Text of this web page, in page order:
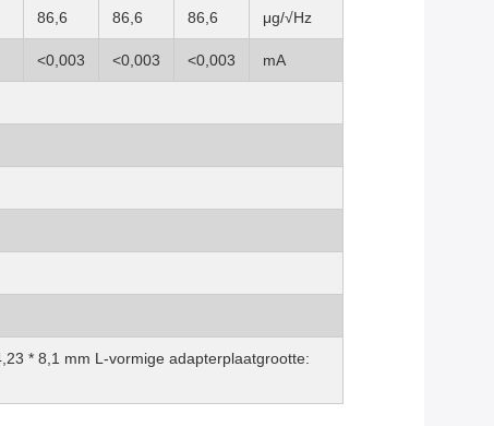
86,6 86,6 86,6 μg/√Hz
<0,003 <0,003 <0,003 mA
* 8,1 mm L-vormige adapterplaatgrootte: